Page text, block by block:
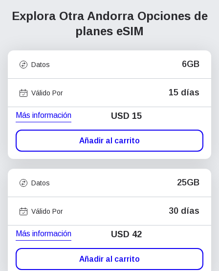
Explora Otra Andorra Opciones de
planes eSIM
Datos 6GB
Válido Por 15 días
Más información USD 15
Añadir al carrito
Datos 25GB
Válido Por 30 días
Más información USD 42
Añadir al carrito